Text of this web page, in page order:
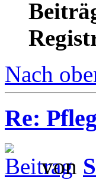
Nach
Re:
von